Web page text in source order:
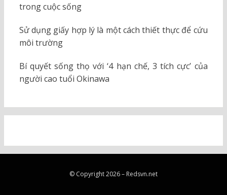
trong cuộc sống
Sử dụng giấy hợp lý là một cách thiết thực để cứu
môi trường
Bí quyết sống thọ với ‘4 hạn chế, 3 tích cực’ của
người cao tuổi Okinawa
© Copyright 2026 – Redsvn.net